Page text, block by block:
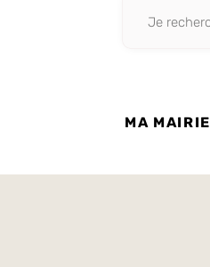
MA MAIRIE